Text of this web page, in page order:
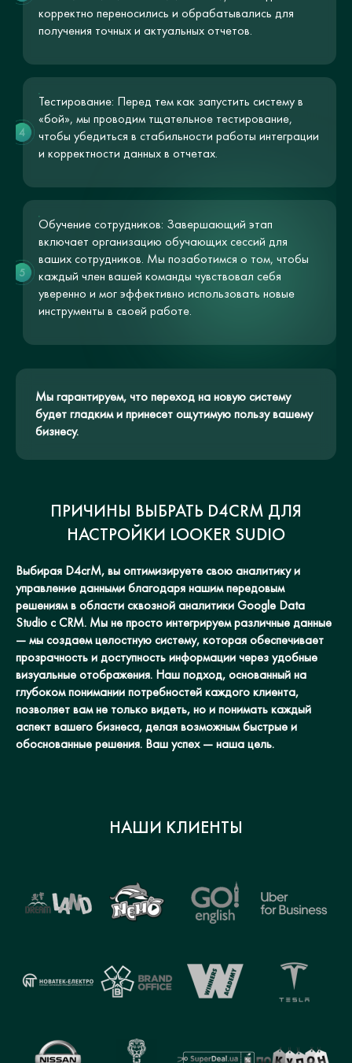
корректно переносились и обрабатывались для
получения точных и актуальных отчетов.
Тестирование: Перед тем как запустить систему в
«бой», мы проводим тщательное тестирование,
чтобы убедиться в стабильности работы интеграции
и корректности данных в отчетах.
4
Обучение сотрудников: Завершающий этап
включает организацию обучающих сессий для
ваших сотрудников. Мы позаботимся о том, чтобы
каждый член вашей команды чувствовал себя
уверенно и мог эффективно использовать новые
инструменты в своей работе.
5
Мы гарантируем, что переход на новую систему
будет гладким и принесет ощутимую пользу вашему
бизнесу.
ПРИЧИНЫ ВЫБРАТЬ D4CRM ДЛЯ
НАСТРОЙКИ LOOKER SUDIO
Выбирая D4crM, вы оптимизируете свою аналитику и
управление данными благодаря нашим передовым
решениям в области сквозной аналитики Google Data
Studio с CRM. Мы не просто интегрируем различные данные
— мы создаем целостную систему, которая обеспечивает
прозрачность и доступность информации через удобные
визуальные отображения. Наш подход, основанный на
глубоком понимании потребностей каждого клиента,
позволяет вам не только видеть, но и понимать каждый
аспект вашего бизнеса, делая возможным быстрые и
обоснованные решения. Ваш успех — наша цель.
НАШИ КЛИЕНТЫ